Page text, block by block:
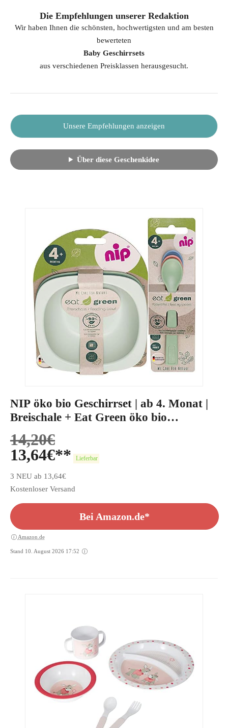
Die Empfehlungen unserer Redaktion
Wir haben Ihnen die schönsten, hochwertigsten und am besten
bewerteten
Baby Geschirrsets
aus verschiedenen Preisklassen herausgesucht.
Unsere Empfehlungen anzeigen
Über diese Geschenkidee
NIP öko bio Geschirrset | ab 4. Monat |
Breischale + Eat Green öko bio
Babylöffel
14,20€
13,64€ Lieferbar
3 NEU ab 13,64€
Kostenloser Versand
Bei Amazon.de*
Amazon.de
Stand 10. August 2026 17:52